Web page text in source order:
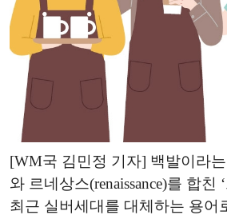
[WM국 김민정 기자] 백발이라
와 르네상스(renaissance)를 합친
최근 실버세대를 대체하는 용어